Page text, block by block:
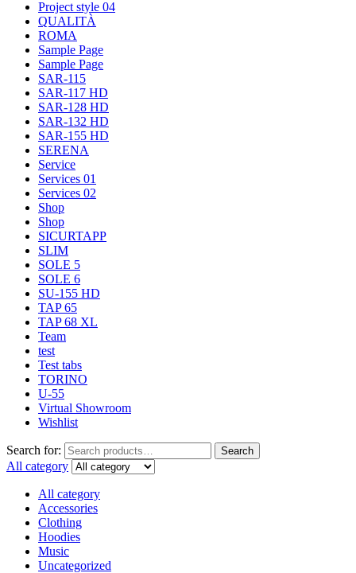
Project style 04
QUALITÀ
ROMA
Sample Page
Sample Page
SAR-115
SAR-117 HD
SAR-128 HD
SAR-132 HD
SAR-155 HD
SERENA
Service
Services 01
Services 02
Shop
Shop
SICURTAPP
SLIM
SOLE 5
SOLE 6
SU-155 HD
TAP 65
TAP 68 XL
Team
test
Test tabs
TORINO
U-55
Virtual Showroom
Wishlist
Search for: Search
All category
All category
Accessories
Clothing
Hoodies
Music
Uncategorized